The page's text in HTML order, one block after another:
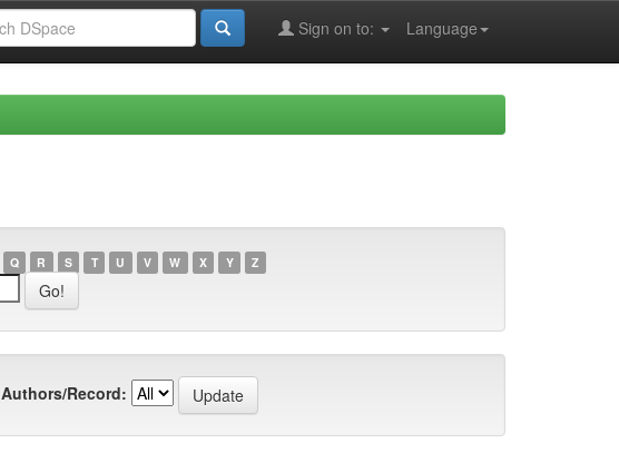
Language
Sign on to:
Q R S T U V W X Y Z
Authors/Record: